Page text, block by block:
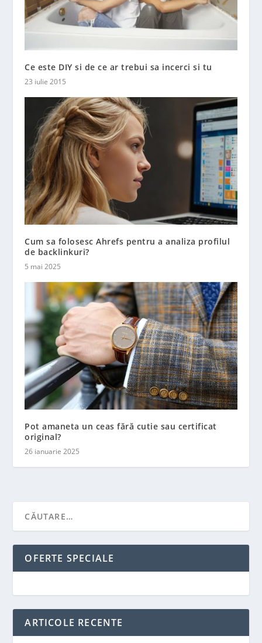
Ce este DIY si de ce ar trebui sa incerci si tu
23 iulie 2015
Cum sa folosesc Ahrefs pentru a analiza profilul
de backlinkuri?
5 mai 2025
Pot amaneta un ceas fără cutie sau certificat
original?
26 ianuarie 2025
OFERTE SPECIALE
ARTICOLE RECENTE